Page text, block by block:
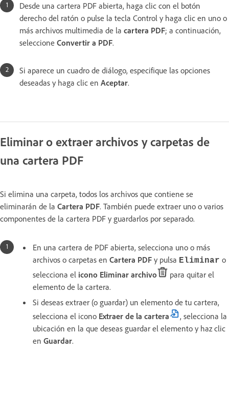
Desde una cartera PDF abierta, haga clic con el botón
derecho del ratón o pulse la tecla Control y haga clic en uno o
más archivos multimedia de la cartera PDF; a continuación,
seleccione Convertir a PDF.
Si aparece un cuadro de diálogo, especifique las opciones
deseadas y haga clic en Aceptar.
Eliminar o extraer archivos y carpetas de
una cartera PDF
Si elimina una carpeta, todos los archivos que contiene se
eliminarán de la Cartera PDF. También puede extraer uno o varios
componentes de la cartera PDF y guardarlos por separado.
En una cartera de PDF abierta, selecciona uno o más
archivos o carpetas en Cartera PDF y pulsa Eliminar o
selecciona el icono Eliminar archivo
para quitar el
elemento de la cartera.
Si deseas extraer (o guardar) un elemento de tu cartera,
selecciona el icono Extraer de la cartera
, selecciona la
ubicación en la que deseas guardar el elemento y haz clic
en Guardar.